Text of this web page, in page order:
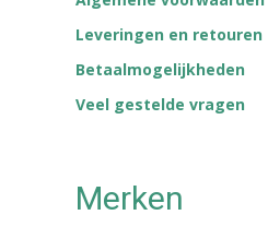
Leveringen en retouren
Betaalmogelijkheden
Veel gestelde vragen
Merken